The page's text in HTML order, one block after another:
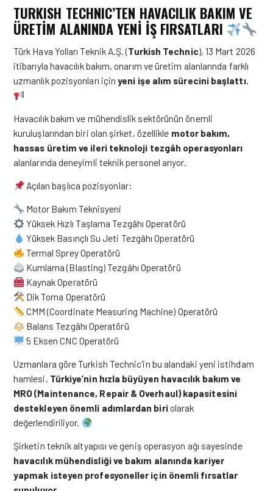
TURKISH TECHNIC’TEN HAVACILIK BAKIM VE
ÜRETİM ALANINDA YENİ İŞ FIRSATLARI
Türk Hava Yolları Teknik A.Ş. (Turkish Technic), 13 Mart 2026
itibarıyla havacılık bakım, onarım ve üretim alanlarında farklı
uzmanlık pozisyonları içinyeni işe alım sürecini başlattı.
Havacılık bakım ve mühendislik sektörünün önemli
kuruluşlarından biri olan şirket, özellikle motor bakım,
hassas üretim ve ileri teknoloji tezgâh operasyonları
alanlarında deneyimli teknik personel arıyor.
Açılan başlıca pozisyonlar:
Motor Bakım Teknisyeni
Yüksek Hızlı Taşlama Tezgâhı Operatörü
Yüksek Basınçlı Su Jeti Tezgâhı Operatörü
Termal Sprey Operatörü
Kumlama (Blasting) Tezgâhı Operatörü
Kaynak Operatörü
Dik Torna Operatörü
CMM (Coordinate Measuring Machine) Operatörü
Balans Tezgâhı Operatörü
5 Eksen CNC Operatörü
Uzmanlara göre Turkish Technic’in bu alandaki yeni istihdam
hamlesi, Türkiye’nin hızla büyüyen havacılık bakım ve
MRO (Maintenance, Repair & Overhaul) kapasitesini
destekleyen önemli adımlardan biriolarak
değerlendiriliyor.
Şirketin teknik altyapısı ve geniş operasyon ağı sayesinde
havacılık mühendisliği ve bakım alanında kariyer
yapmak isteyen profesyoneller için önemli fırsatlar